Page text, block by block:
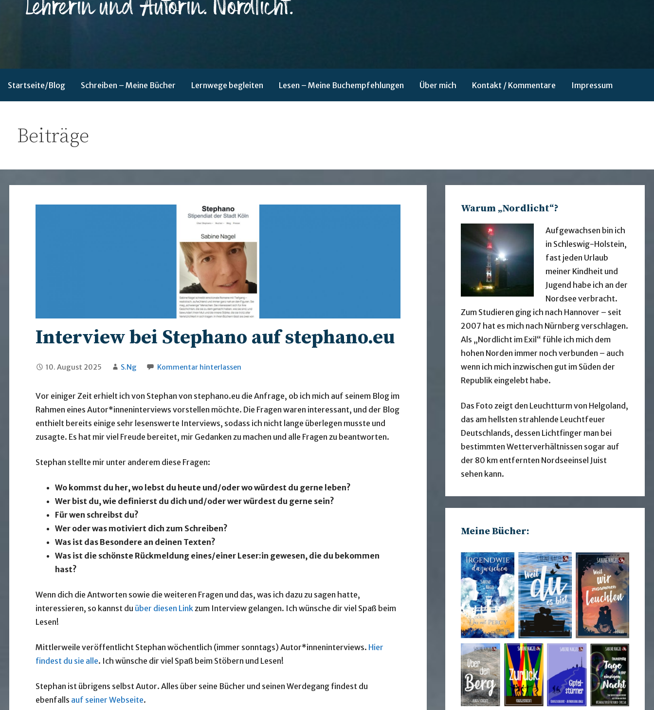
Startseite/Blog Schreiben – Meine Bücher Lernwege begleiten Lesen – Meine Buchempfehlungen Über mich Kontakt / Kommentare Impressum
Beiträge
Interview bei Stephano auf stephano.eu
10. August 2025 S.Ng Kommentar hinterlassen
Vor einiger Zeit erhielt ich von Stephan von stephano.eu die Anfrage, ob ich mich auf seinem Blog im
Rahmen eines Autor*inneninterviews vorstellen möchte. Die Fragen waren interessant, und der Blog
enthielt bereits einige sehr lesenswerte Interviews, sodass ich nicht lange überlegen musste und
zusagte. Es hat mir viel Freude bereitet, mir Gedanken zu machen und alle Fragen zu beantworten.
Stephan stellte mir unter anderem diese Fragen:
Wo kommst du her, wo lebst du heute und/oder wo würdest du gerne leben?
Wer bist du, wie definierst du dich und/oder wer würdest du gerne sein?
Für wen schreibst du?
Wer oder was motiviert dich zum Schreiben?
Was ist das Besondere an deinen Texten?
Was ist die schönste Rückmeldung eines/einer Leser:in gewesen, die du bekommen
hast?
Wenn dich die Antworten sowie die weiteren Fragen und das, was ich dazu zu sagen hatte,
interessieren, so kannst du über diesen Linkzum Interview gelangen. Ich wünsche dir viel Spaß beim
Lesen!
Mittlerweile veröffentlicht Stephan wöchentlich (immer sonntags) Autor*inneninterviews. Hier
findest du sie alle. Ich wünsche dir viel Spaß beim Stöbern und Lesen!
Stephan ist übrigens selbst Autor. Alles über seine Bücher und seinen Werdegang findest du
ebenfalls auf seiner Webseite.
Warum „Nordlicht“?
Aufgewachsen bin ich
in Schleswig-Holstein,
fast jeden Urlaub
meiner Kindheit und
Jugend habe ich an der
Nordsee verbracht.
Zum Studieren ging ich nach Hannover – seit
2007 hat es mich nach Nürnberg verschlagen.
Als „Nordlicht im Exil“ fühle ich mich dem
hohen Norden immer noch verbunden – auch
wenn ich mich inzwischen gut im Süden der
Republik eingelebt habe.
Das Foto zeigt den Leuchtturm von Helgoland,
das am hellsten strahlende Leuchtfeuer
Deutschlands, dessen Lichtfinger man bei
bestimmten Wetterverhältnissen sogar auf
der 80 km entfernten Nordseeinsel Juist
sehen kann.
Meine Bücher: